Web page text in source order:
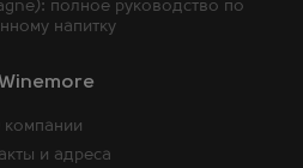
компании
и адреса
полное руководство по
напитку